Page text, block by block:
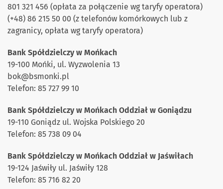
801 321 456 (opłata za połączenie wg taryfy operatora)
(+48) 86 215 50 00 (z telefonów komórkowych lub z
zagranicy, opłata wg taryfy operatora)
Bank Spółdzielczy w Mońkach
19-100 Mońki, ul. Wyzwolenia 13
bok@bsmonki.pl
Telefon: 85 727 99 10
Bank Spółdzielczy w Mońkach Oddział w Goniądzu
19-110 Goniądz ul. Wojska Polskiego 20
Telefon: 85 738 09 04
Bank Spółdzielczy w Mońkach Oddział w Jaświłach
19-124 Jaświły ul. Jaświły 128
Telefon: 85 716 82 20